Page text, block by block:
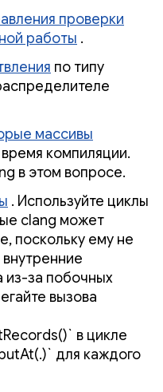
проверки
работы .
по типу
массивы
компиляции.
в этом вопросе.
. Используйте циклы
clang может
поскольку ему не
из-за побочных
вызова
в цикле
для каждого